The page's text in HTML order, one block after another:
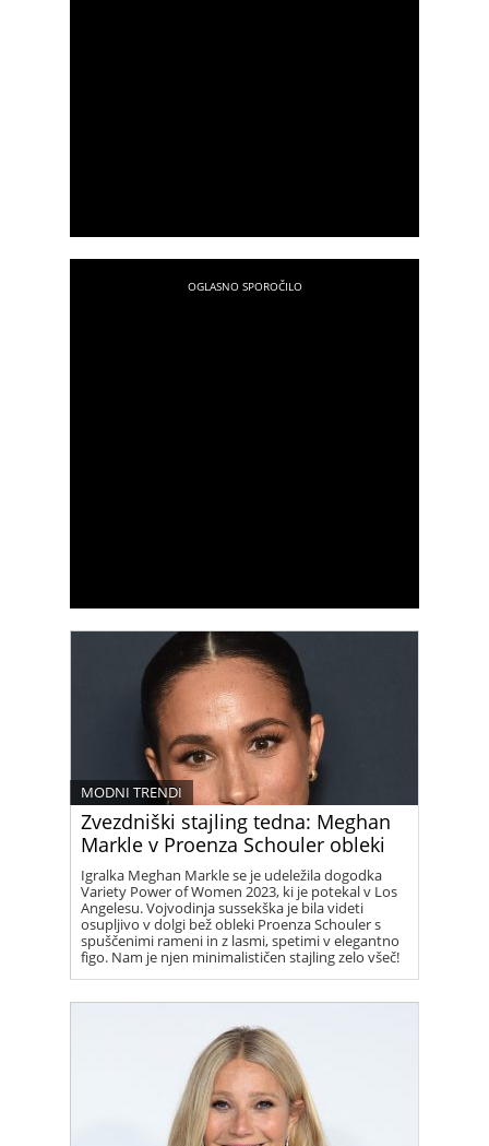
Zvezdniški stajling tedna: Meghan
Markle v Proenza Schouler obleki
MODNI TRENDI
Igralka Meghan Markle se je udeležila dogodka
Variety Power of Women 2023, ki je potekal v Los
Angelesu. Vojvodinja sussekška je bila videti
osupljivo v dolgi bež obleki Proenza Schouler s
spuščenimi rameni in z lasmi, spetimi v elegantno
figo. Nam je njen minimalističen stajling zelo všeč!